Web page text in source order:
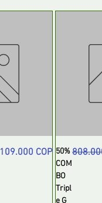
Precio
109.000 COP 50%
COM
BO
Tripl
e G
Precio